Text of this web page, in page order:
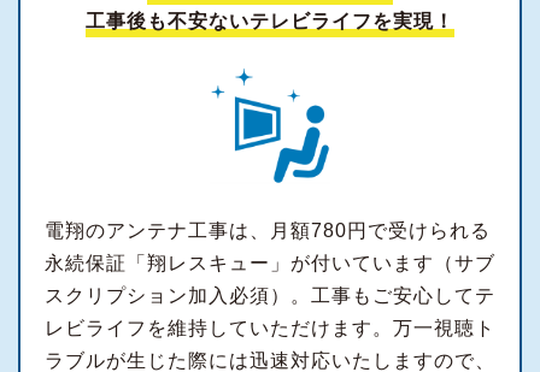
工事後も不安ないテレビライフを実現！
電翔のアンテナ工事は、月額780円で受けられる
永続保証「翔レスキュー」が付いています（サブ
スクリプション加入必須）。工事もご安心してテ
レビライフを維持していただけます。万一視聴ト
ラブルが生じた際には迅速対応いたしますので、